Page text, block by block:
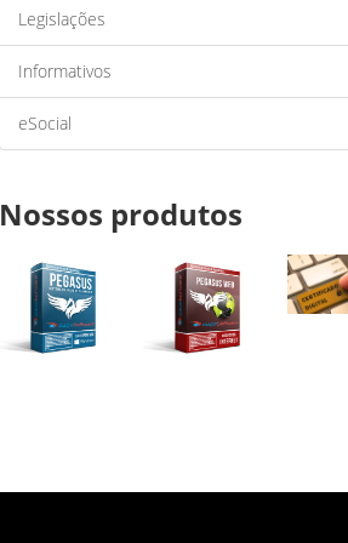
Legislações
Informativos
eSocial
Nossos produtos